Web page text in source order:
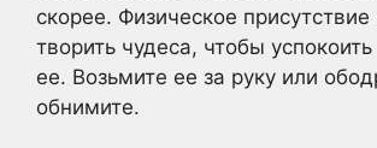
скорее. Физическое
творить чудеса, чтобы успокоить
ее. Возьмите ее за руку или
обнимите.